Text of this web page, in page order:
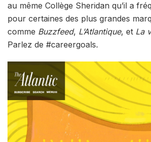
au même Collège Sheridan qu’il a
pour certaines des plus grandes
comme Buzzfeed, L’Atlantique, et La
Parlez de #careergoals.